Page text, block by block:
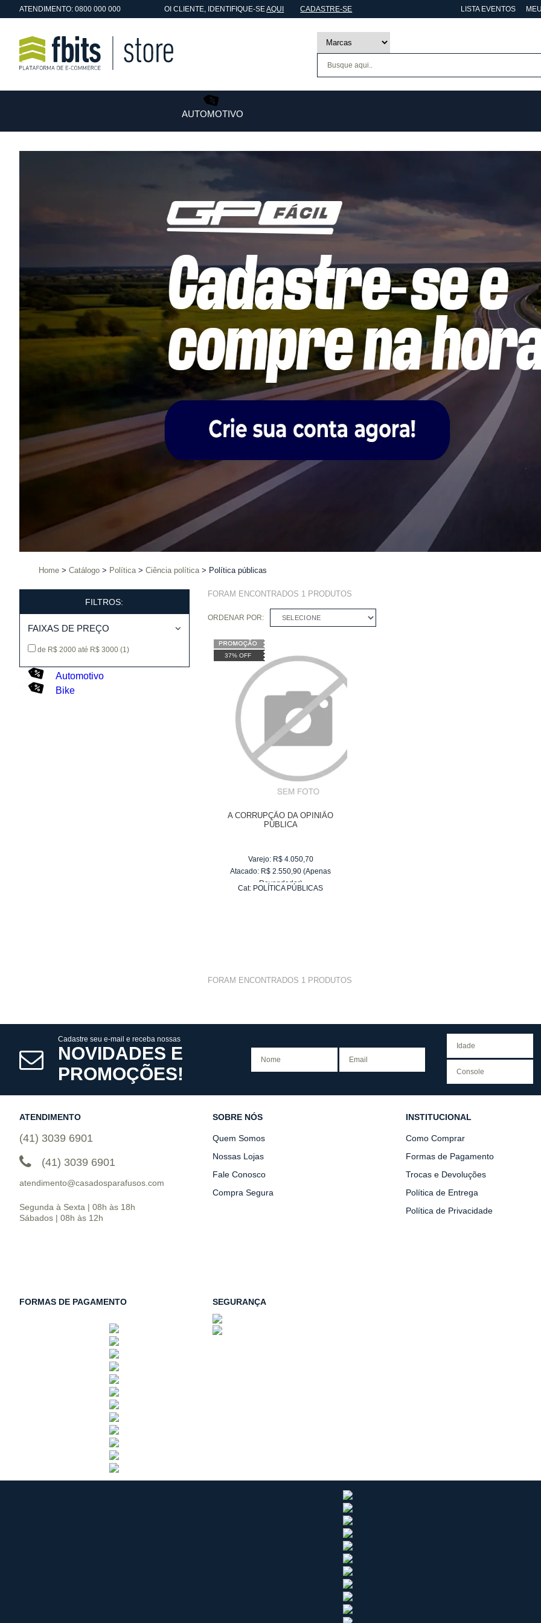
ATENDIMENTO: 0800 000 000 OICLIENTE, IDENTIFIQUE-SEAQUI CADASTRE-SE LISTA EVENTOS
AUTOMOTIVO
Home Catálogo Política Ciência política Política públicas
FILTROS:
FAIXAS DE PREÇO
de R$ 2000 até R$ 3000 (1)
Automotivo
Bike
FORAM ENCONTRADOS 1PRODUTOS
ORDENAR POR: SELECIONE
37% OFF
A CORRUPÇÃO DA OPINIÃO
PÚBLICA
Varejo: R$ 4.050,70
Atacado: R$ 2.550,90 (Apenas
Revendedor)
Cat: POLÍTICA PÚBLICAS
FORAM ENCONTRADOS 1PRODUTOS
Cadastre seu e-mail e receba nossas
NOVIDADES E
PROMOÇÕES!
ATENDIMENTO
(41) 3039 6901
(41) 3039 6901
atendimento@casadosparafusos.com
Segunda à Sexta | 08h às 18h
Sábados | 08h às 12h
SOBRE NÓS
Quem Somos
Nossas Lojas
Fale Conosco
Compra Segura
INSTITUCIONAL
Como Comprar
Formas de Pagamento
Trocas e Devoluções
Política de Entrega
Política de Privacidade
FORMAS DE PAGAMENTO SEGURANÇA